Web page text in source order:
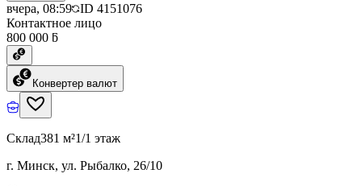
вчера, 08:59 ID 4151076
Контактное лицо
800 000 ƃ
Конвертер валют
Склад381 м²1/1 этаж
г. Минск, ул. Рыбалко, 26/10